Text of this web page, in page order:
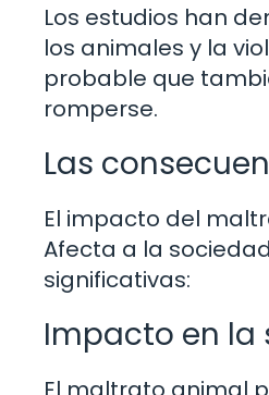
Los estudios han
los animales y la
probable que
romperse.
Las
El impacto del
Afecta a la
significativas:
Impacto en la